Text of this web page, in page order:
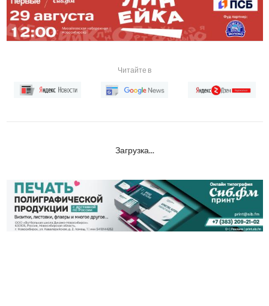
Читайте в
Загрузка...